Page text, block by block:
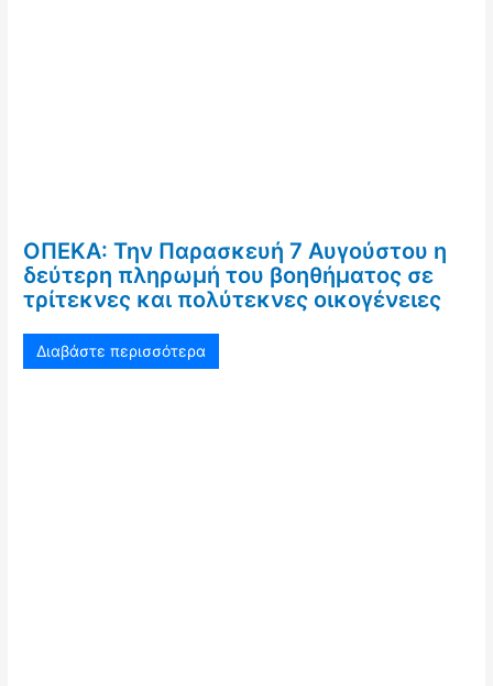
ΟΠΕΚΑ: Την Παρασκευή 7 Αυγούστου η
δεύτερη πληρωμή του βοηθήματος σε
τρίτεκνες και πολύτεκνες οικογένειες
Διαβάστε περισσότερα